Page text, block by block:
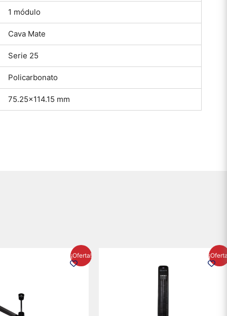
1 módulo
Cava Mate
Serie 25
Policarbonato
75.25×114.15 mm
¡Oferta!
precio
actual
original
era:
$1,199.00.
precio
actual